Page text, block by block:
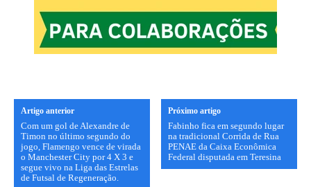
Artigo anterior
Com um gol de Alexandre de
Timon no último segundo do
jogo, Flamengo vence de virada
o Manchester City por 4 X 3 e
segue vivo na Liga das Estrelas
de Futsal de Regeneração.
Próximo artigo
Fabinho fica em segundo lugar
na tradicional Corrida de Rua
PENAE da Caixa Econômica
Federal disputada em Teresina